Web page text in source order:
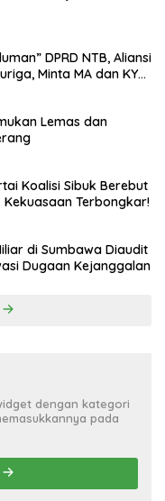
DPRD NTB, Aliansi
Minta MA dan KY
Lemas dan
Koalisi Sibuk Berebut
Kekuasaan Terbongkar!
di Sumbawa Diaudit
Dugaan Kejanggalan
dengan kategori
pada